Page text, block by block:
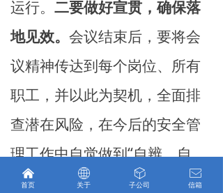
运行。 二要做好宣贯，确保落
地见效。 会议结束后，要将会
议精神传达到每个岗位、所有
职工，并以此为契机，全面排
查潜在风险，在今后的安全管
理工作中自觉做到“自辨、自
控、自查、自改”，以高水平安
낀
首页
ꄓ
关于
ꁦ
子公司
ꂘ
信箱